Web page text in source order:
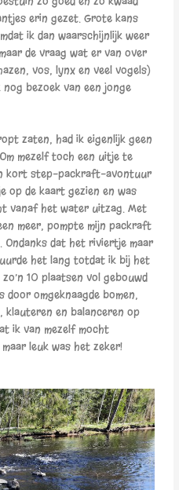
erin gezet. Grote kans
ik dan waarschijnlijk weer
de vraag wat er van over
vos, lynx en veel vogels)
bezoek van een jonge
zaten, had ik eigenlijk geen
mezelf toch een uitje te
kort step-packraft-avontuur
op de kaart gezien en was
vanaf het water uitzag. Met
meer, pompte mijn packraft
dat het riviertje maar
het lang totdat ik bij het
10 plaatsen vol gebouwd
door omgeknaagde bomen,
klauteren en balanceren op
ik van mezelf mocht
leuk was het zeker!